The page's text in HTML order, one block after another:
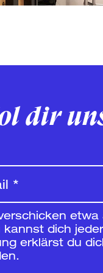
dir
etwa
dich
erklärst du